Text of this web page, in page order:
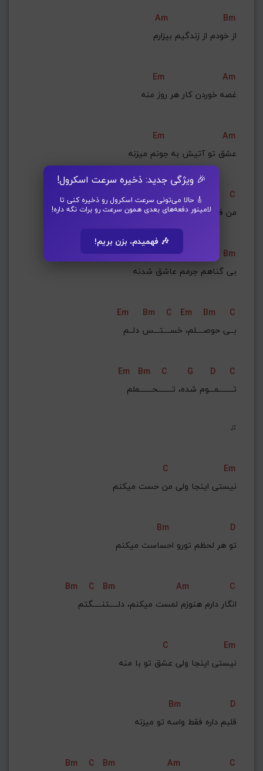
🎉 ویژگی جدید: ذخیره سرعت اسکرول!
🎸 حالا می‌تونی سرعت اسکرول رو ذخیره کنی تا
لامینور دفعه‌های بعدی همون سرعت رو برات نگه داره!
🎶 فهمیدم، بزن بریم!
Am
Bm
از خودم از زندگیم بیزارم
Em
Am
غصه خوردن کار هر روز منه
Em
Am
عشق تو آتیش به جونم میزنه
C
من فقط عاشق شدم فقط همین
G
Bm
بی گناهم جرمم عاشق شدنه
Em Bm C Em Bm
C
بــی حوصــــلم، خســــتـــس دلــم
Em Bm C G D
C
تــــــــمـــوم شده، تــــــــحـــــــملم
♫
C
Em
نیستی اینجا ولی من حست میکنم
Bm
D
تو هر لحظم تورو احساست میکنم
Bm C Bm Am
C
انگار دارم هنوزم لمست میکنم‌‌، دلـــــتنـــــگتم
C
Em
نیستی اینجا ولی عشق تو با منه
Bm
D
قلبم داره فقط واسه تو میزنه
Bm C Bm Am
C